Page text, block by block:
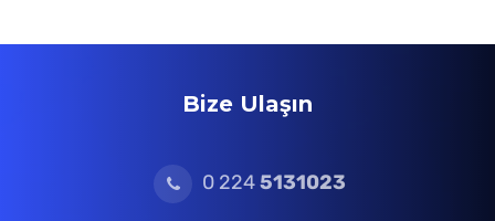
Bize Ulaşın
0 2245131023